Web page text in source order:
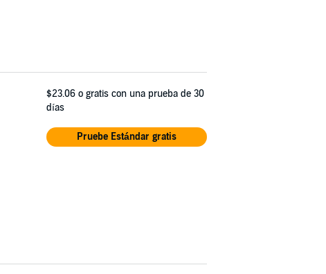
$23.06 o gratis con una prueba de 30
días
Pruebe Estándar gratis